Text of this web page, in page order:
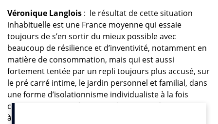
Véronique Langlois: le résultat de cette situation
inhabituelle est une France moyenne qui essaie
toujours de s’en sortir du mieux possible avec
beaucoup de résilience et d’inventivité, notamment en
matière de consommation, mais qui est aussi
fortement tentée par un repli toujours plus accusé, sur
le pré carré intime, le jardin personnel et familial, dans
une forme d’isolationnisme individualiste à la fois
contraint et assumé. C’est ça, leur « en même temps »
à eux. Et leur deuxième « en même temps », c’est de